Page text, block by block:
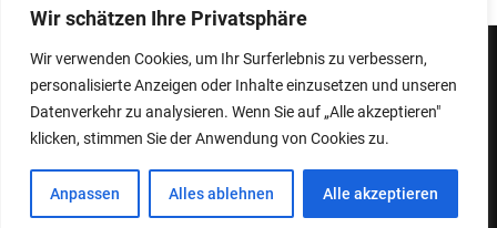
Wir schätzen Ihre Privatsphäre
Wir verwenden Cookies, um Ihr Surferlebnis zu verbessern,
personalisierte Anzeigen oder Inhalte einzusetzen und unseren
Datenverkehr zu analysieren. Wenn Sie auf „Alle akzeptieren"
klicken, stimmen Sie der Anwendung von Cookies zu.
Anpassen Alles ablehnen Alle akzeptieren
Designed & Developed by ThemeinWP Team
ImpressumDatenschutzerklärung